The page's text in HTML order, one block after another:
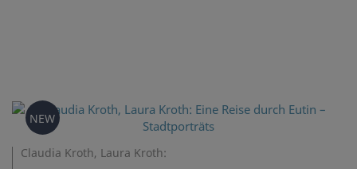
NEW
Claudia Kroth, Laura Kroth: